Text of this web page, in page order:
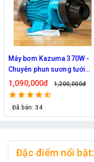
Máy bơm phun sương Hàn
Quốc Daehan DH 50 - Hỗ trợ
từ 30 đến 50 béc phun
1,800,000đ 2,129,000đ
Đã bán: 21
Đặc điểm nổi bật: